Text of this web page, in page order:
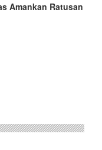
Amankan Ratusan